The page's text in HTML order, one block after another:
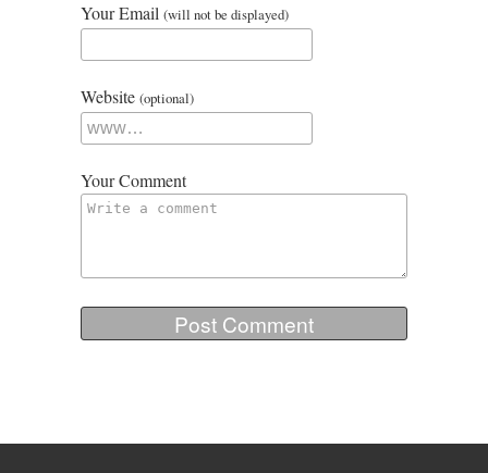
Your Email (will not be displayed)
Website (optional)
Your Comment